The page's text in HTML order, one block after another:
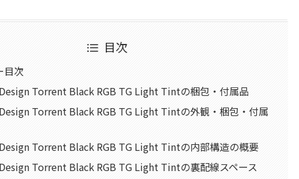
目次
目次
Torrent Black RGB TG Light Tintの梱包・付属品
Torrent Black RGB TG Light Tintの外観・梱包・付属
Torrent Black RGB TG Light Tintの内部構造の概要
Torrent Black RGB TG Light Tintの裏配線スペース